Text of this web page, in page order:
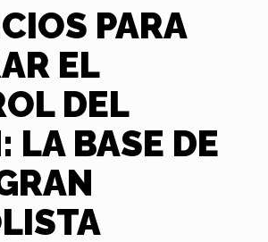
PARA
EL
DEL
LA BASE DE